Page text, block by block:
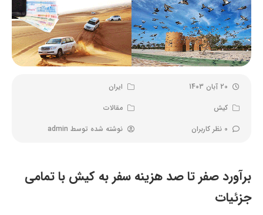
20 آبان 1403
ایران
کیش
مقالات
0 نظر کاربران
نوشته شده توسط admin
برآورد صفر تا صد هزینه سفر به کیش با تمامی
جزئیات